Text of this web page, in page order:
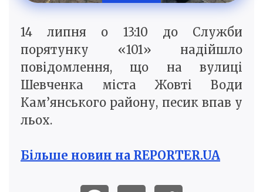
14 липня о 13:10 до Служби
порятунку «101» надійшло
повідомлення, що на вулиці
Шевченка міста Жовті Води
Кам’янського району, песик впав у
льох.
Більше новин на REPORTER.UA